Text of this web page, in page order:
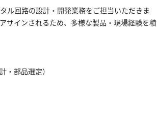
ル回路の設計・開発業務をご担当いただきま
サインされるため、多様な製品・現場経験を積
・部品選定）